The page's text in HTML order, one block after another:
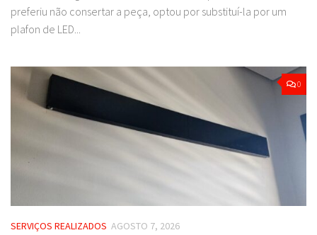
preferiu não consertar a peça, optou por substituí-la por um
plafon de LED...
0
SERVIÇOS REALIZADOS AGOSTO 7, 2026